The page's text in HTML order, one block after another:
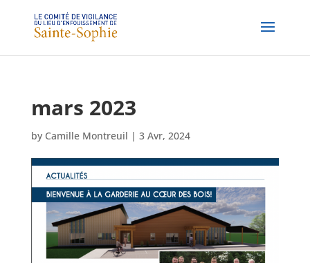
mars 2023
by Camille Montreuil | 3 Avr, 2024